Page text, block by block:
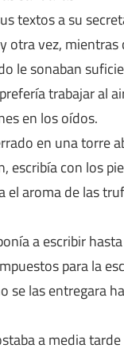
textos a su
otra vez,
le sonaban
trabajar al
en los oídos.
en una torre
escribía con los
el aroma de las
a escribir
para la
se las entregara
a media